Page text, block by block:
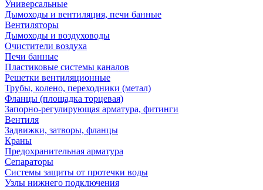
Универсальные
Дымоходы и вентиляция, печи банные
Вентиляторы
Дымоходы и воздуховоды
Очистители воздуха
Печи банные
Пластиковые системы каналов
Решетки вентиляционные
Трубы, колено, переходники (метал)
Фланцы (площадка торцевая)
Запорно-регулирующая арматура, фитинги
Вентиля
Задвижки, затворы, фланцы
Краны
Предохранительная арматура
Сепараторы
Системы защиты от протечки воды
Узлы нижнего подключения